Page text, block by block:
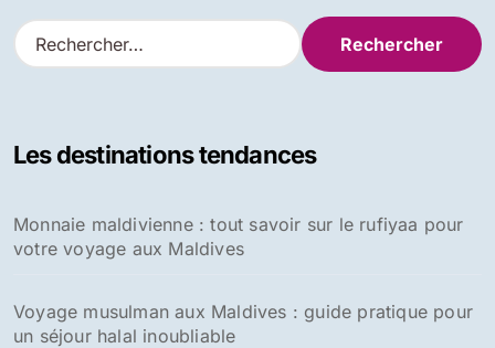
R
e
r
e
r
Les destinations tendances
Monnaie maldivienne : tout savoir sur le rufiyaa pour
votre voyage aux Maldives
Voyage musulman aux Maldives : guide pratique pour
un séjour halal inoubliable